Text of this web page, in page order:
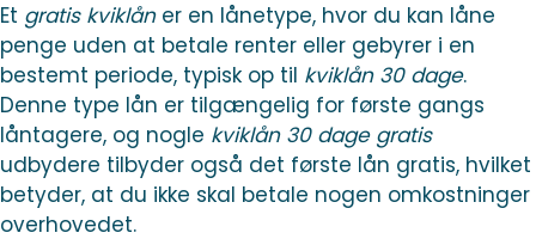
Et gratis kviklåner en lånetype, hvor du kan låne
penge uden at betale renter eller gebyrer i en
bestemt periode, typisk op til kviklån 30 dage.
Denne type lån er tilgængelig for første gangs
låntagere, og nogle kviklån 30 dage gratis
udbydere tilbyder også det første lån gratis, hvilket
betyder, at du ikke skal betale nogen omkostninger
overhovedet.